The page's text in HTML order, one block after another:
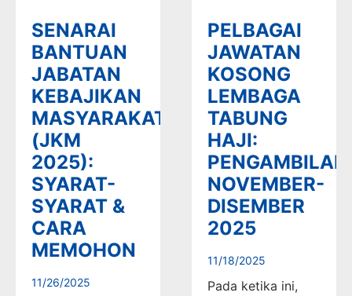
SENARAI
BANTUAN
JABATAN
KEBAJIKAN
MASYARAKAT
(JKM
2025):
SYARAT-
SYARAT &
CARA
MEMOHON
11/26/2025
PELBAGAI
JAWATAN
KOSONG
LEMBAGA
TABUNG
HAJI:
PENGAMBILAN
NOVEMBER-
DISEMBER
2025
11/18/2025
Pada ketika ini,